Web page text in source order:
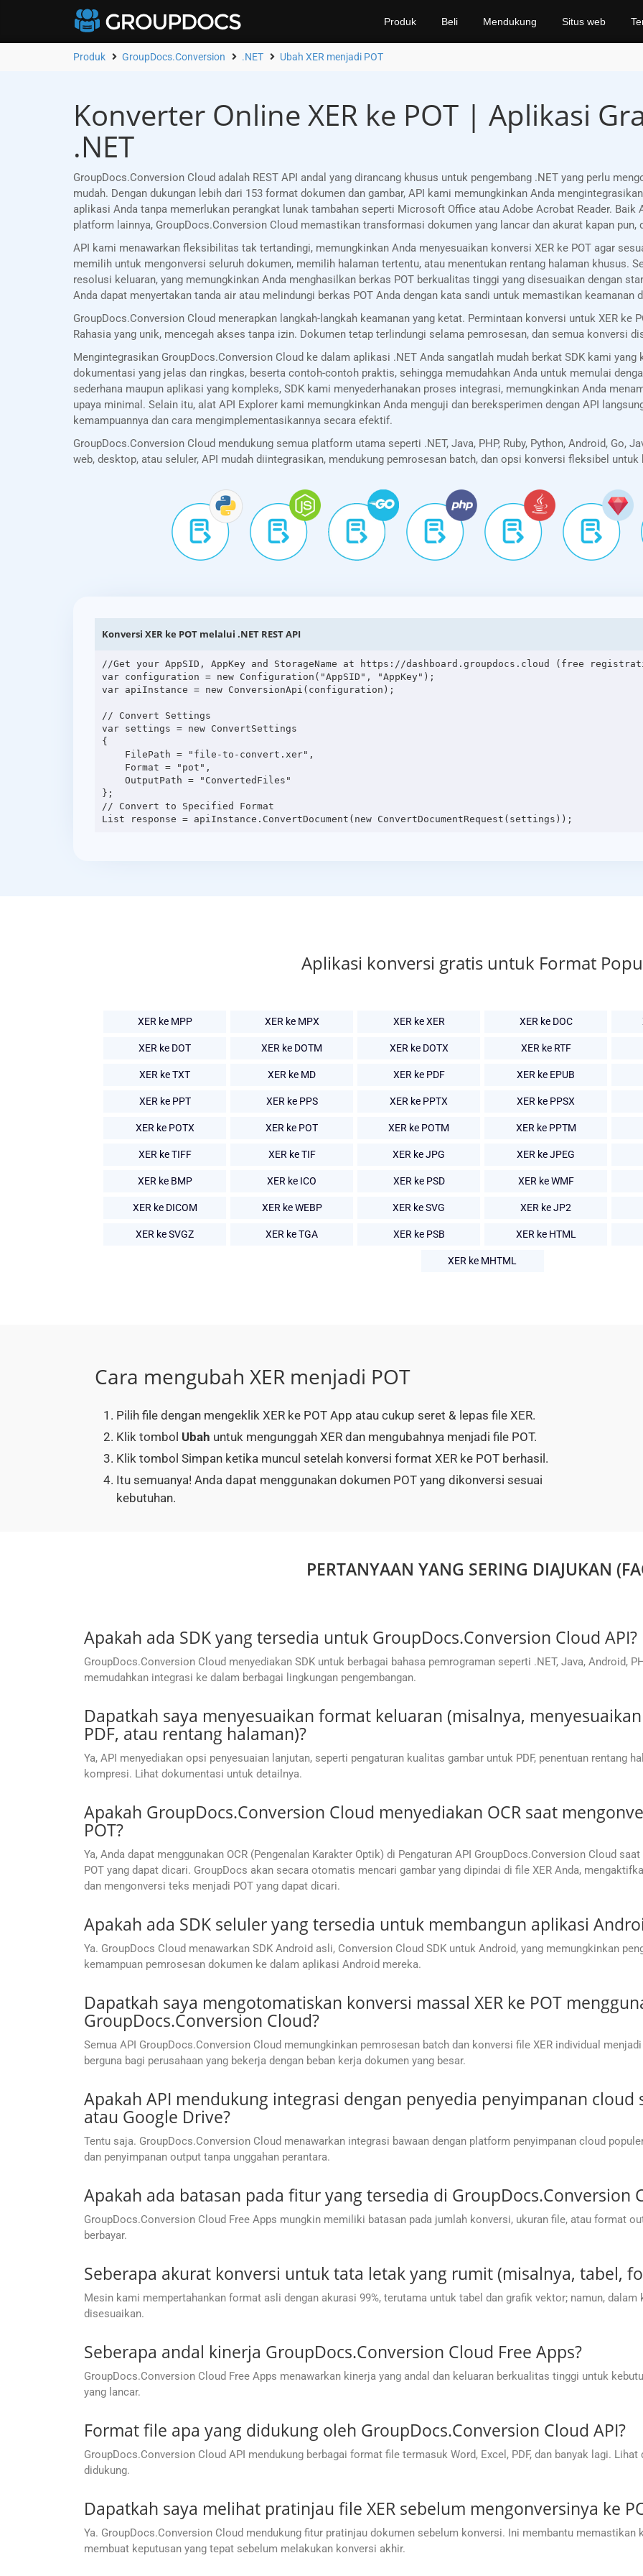
Produk Beli Mendukung Situs web
Produk GroupDocs.Conversion .NET Ubah XER menjadi POT
Konverter Online XER ke POT | Aplikasi
.NET
GroupDocs.Conversion Cloud adalah REST API andal yang dirancang khusus untuk pengembang .NET yang perlu
mudah. Dengan dukungan lebih dari 153 format dokumen dan gambar, API kami memungkinkan Anda
aplikasi Anda tanpa memerlukan perangkat lunak tambahan seperti Microsoft Office atau Adobe Acrobat Reader. Baik
platform lainnya, GroupDocs.Conversion Cloud memastikan transformasi dokumen yang lancar dan akurat kapan pun,
API kami menawarkan fleksibilitas tak tertandingi, memungkinkan Anda menyesuaikan konversi XER ke POT agar
memilih untuk mengonversi seluruh dokumen, memilih halaman tertentu, atau menentukan rentang halaman khusus.
resolusi keluaran, yang memungkinkan Anda menghasilkan berkas POT berkualitas tinggi yang disesuaikan dengan
Anda dapat menyertakan tanda air atau melindungi berkas POT Anda dengan kata sandi untuk memastikan keamanan
GroupDocs.Conversion Cloud menerapkan langkah-langkah keamanan yang ketat. Permintaan konversi untuk XER ke
Rahasia yang unik, mencegah akses tanpa izin. Dokumen tetap terlindungi selama pemrosesan, dan semua konversi
Mengintegrasikan GroupDocs.Conversion Cloud ke dalam aplikasi .NET Anda sangatlah mudah berkat SDK kami
dokumentasi yang jelas dan ringkas, beserta contoh-contoh praktis, sehingga memudahkan Anda untuk memulai
sederhana maupun aplikasi yang kompleks, SDK kami menyederhanakan proses integrasi, memungkinkan Anda
upaya minimal. Selain itu, alat API Explorer kami memungkinkan Anda menguji dan bereksperimen dengan API
kemampuannya dan cara mengimplementasikannya secara efektif.
GroupDocs.Conversion Cloud mendukung semua platform utama seperti .NET, Java, PHP, Ruby, Python, Android, Go,
web, desktop, atau seluler, API mudah diintegrasikan, mendukung pemrosesan batch, dan opsi konversi fleksibel
Konversi XER ke POT melalui .NET REST API
//Get your AppSID, AppKey and StorageName at https://dashboard.groupdocs.cloud (free
var configuration = new Configuration("AppSID", "AppKey");
var apiInstance = new ConversionApi(configuration);
// Convert Settings
var settings = new ConvertSettings
{
};
// Convert to Specified Format
Aplikasi konversi gratis untuk Format
XER ke MPP XER ke MPX XER ke XER XER ke DOC
XER ke DOT XER ke DOTM XER ke DOTX XER ke RTF
XER ke TXT XER ke MD XER ke PDF XER ke EPUB
XER ke PPT XER ke PPS XER ke PPTX XER ke PPSX
XER ke POTX XER ke POT XER ke POTM XER ke PPTM
XER ke TIFF XER ke TIF XER ke JPG XER ke JPEG
XER ke BMP XER ke ICO XER ke PSD XER ke WMF
XER ke DICOM XER ke WEBP XER ke SVG XER ke JP2
XER ke SVGZ XER ke TGA XER ke PSB XER ke HTML
XER ke MHTML
Cara mengubah XER menjadi POT
Pilih file dengan mengeklik XER ke POT App atau cukup seret & lepas file XER.
Klik tombol Ubah untuk mengunggah XER dan mengubahnya menjadi file POT.
Klik tombol Simpan ketika muncul setelah konversi format XER ke POT berhasil.
Itu semuanya! Anda dapat menggunakan dokumen POT yang dikonversi sesuai
kebutuhan.
PERTANYAAN YANG SERING DIAJUKAN
Apakah ada SDK yang tersedia untuk GroupDocs.Conversion Cloud API?
GroupDocs.Conversion Cloud menyediakan SDK untuk berbagai bahasa pemrograman seperti .NET, Java, Android,
memudahkan integrasi ke dalam berbagai lingkungan pengembangan.
Dapatkah saya menyesuaikan format keluaran (misalnya,
PDF, atau rentang halaman)?
Ya, API menyediakan opsi penyesuaian lanjutan, seperti pengaturan kualitas gambar untuk PDF, penentuan rentang
kompresi. Lihat dokumentasi untuk detailnya.
Apakah GroupDocs.Conversion Cloud menyediakan OCR saat
POT?
Ya, Anda dapat menggunakan OCR (Pengenalan Karakter Optik) di Pengaturan API GroupDocs.Conversion Cloud
POT yang dapat dicari. GroupDocs akan secara otomatis mencari gambar yang dipindai di file XER Anda,
dan mengonversi teks menjadi POT yang dapat dicari.
Apakah ada SDK seluler yang tersedia untuk membangun aplikasi
Ya. GroupDocs Cloud menawarkan SDK Android asli, Conversion Cloud SDK untuk Android, yang memungkinkan
kemampuan pemrosesan dokumen ke dalam aplikasi Android mereka.
Dapatkah saya mengotomatiskan konversi massal XER ke POT
GroupDocs.Conversion Cloud?
Semua API GroupDocs.Conversion Cloud memungkinkan pemrosesan batch dan konversi file XER individual
berguna bagi perusahaan yang bekerja dengan beban kerja dokumen yang besar.
Apakah API mendukung integrasi dengan penyedia penyimpanan cloud
atau Google Drive?
Tentu saja. GroupDocs.Conversion Cloud menawarkan integrasi bawaan dengan platform penyimpanan cloud
dan penyimpanan output tanpa unggahan perantara.
Apakah ada batasan pada fitur yang tersedia di GroupDocs.Conversion
GroupDocs.Conversion Cloud Free Apps mungkin memiliki batasan pada jumlah konversi, ukuran file, atau format
berbayar.
Seberapa akurat konversi untuk tata letak yang rumit (misalnya, tabel,
Mesin kami mempertahankan format asli dengan akurasi 99%, terutama untuk tabel dan grafik vektor; namun,
disesuaikan.
Seberapa andal kinerja GroupDocs.Conversion Cloud Free Apps?
GroupDocs.Conversion Cloud Free Apps menawarkan kinerja yang andal dan keluaran berkualitas tinggi untuk
yang lancar.
Format file apa yang didukung oleh GroupDocs.Conversion Cloud API?
GroupDocs.Conversion Cloud API mendukung berbagai format file termasuk Word, Excel, PDF, dan banyak lagi.
didukung.
Dapatkah saya melihat pratinjau file XER sebelum mengonversinya ke
Ya. GroupDocs.Conversion Cloud mendukung fitur pratinjau dokumen sebelum konversi. Ini membantu
membuat keputusan yang tepat sebelum melakukan konversi akhir.